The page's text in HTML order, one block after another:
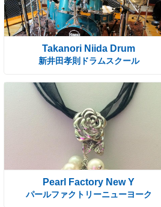
Takanori Niida Drum
新井田孝則ドラムスクール
Pearl Factory New Y
パールファクトリーニューヨーク